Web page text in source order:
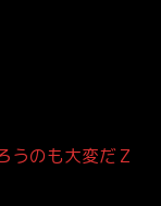
うのも大変だＺ